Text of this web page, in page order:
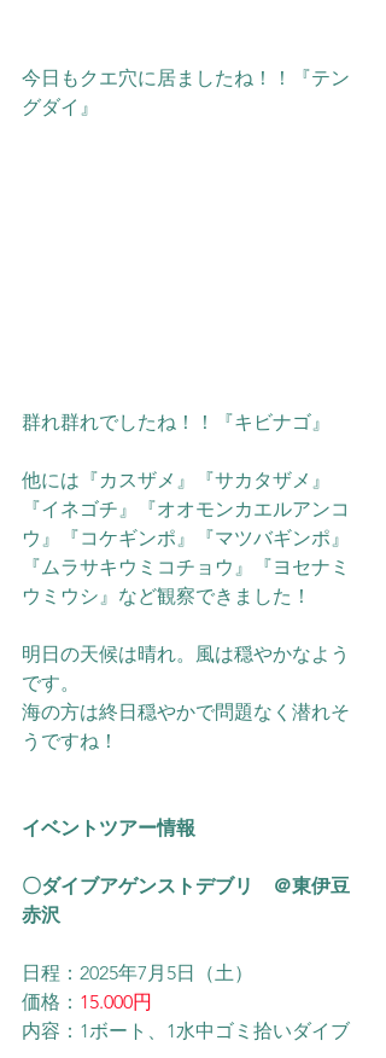
今日もクエ穴に居ましたね！！『テン
グダイ』
群れ群れでしたね！！『キビナゴ』
他には『カスザメ』『サカタザメ』
『イネゴチ』『オオモンカエルアンコ
ウ』『コケギンポ』『マツバギンポ』
『ムラサキウミコチョウ』
『ヨセナミ
ウミウシ』など観察できました！
明日の天候は晴れ。風は穏やかなよう
です。
海の方は終日穏やかで問題なく潜れそ
うですね！
イベントツアー情報
〇ダイブアゲンストデブリ
＠東伊豆
赤沢
日程：2025年7月5日（土）
価格： 15.000円
内容：1ボート、1水中ゴミ拾いダイブ